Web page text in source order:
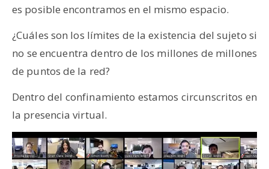
es posible encontramos en el mismo espacio.
¿Cuáles son los límites de la existencia del sujeto si
no se encuentra dentro de los millones de millones
de puntos de la red?
Dentro del confinamiento estamos circunscritos en
la presencia virtual.